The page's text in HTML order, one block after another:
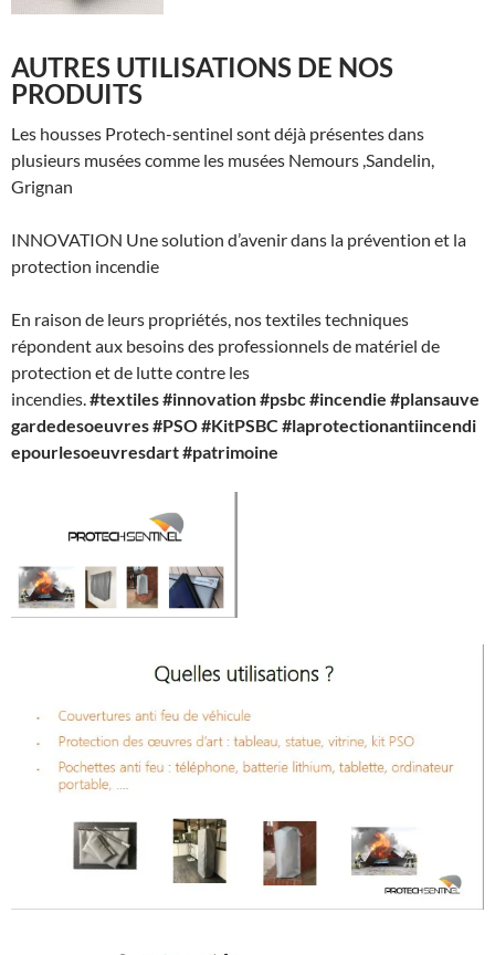
AUTRES UTILISATIONS DE NOS
PRODUITS
Les housses Protech-sentinel sont déjà présentes dans
plusieurs musées comme les musées Nemours ,Sandelin,
Grignan
INNOVATION Une solution d’avenir dans la prévention et la
protection incendie
En raison de leurs propriétés, nos textiles techniques
répondent aux besoins des professionnels de matériel de
protection et de lutte contre les
incendies.#textiles#innovation#psbc#incendie #plansauve
gardedesoeuvres#PSO#KitPSBC #laprotectionantiincendi
epourlesoeuvresdart#patrimoine